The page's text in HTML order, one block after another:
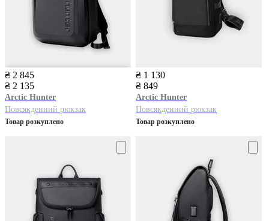
₴ 2 845
₴ 2 135
Arctic Hunter
Повсякденний рюкзак
Товар розкуплено
₴ 1 130
₴ 849
Arctic Hunter
Повсякденний рюкзак
Товар розкуплено